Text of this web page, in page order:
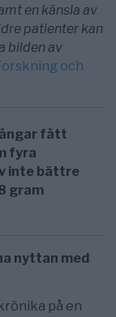
en känsla av
patienter kan
bilden av
och
fått
fyra
inte bättre
gram
nyttan med
på en